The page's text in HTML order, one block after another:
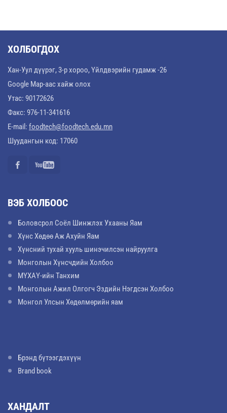
ХОЛБОГДОХ
Хан-Уул дүүрэг, 3-р хороо, Үйлдвэрийн гудамж -26
Google Map-аас хайж олох
Утас: 90172626
Факс: 976-11-341616
E-mail: foodtech@foodtech.edu.mn
Шуудангын код: 17060
ВЭБ ХОЛБООС
Боловсрол Соёл Шинжлэх Ухааны Яам
Хүнс Хөдөө Аж Ахуйн Яам
Хүнсний тухай хууль шинэчилсэн найруулга
Монголын Хүнсчдийн Холбоо
МҮХАҮ-ийн Танхим
Монголын Ажил Олгогч Эздийн Нэгдсэн Холбоо
Монгол Улсын Хөдөлмөрийн яам
Брэнд бүтээгдэхүүн
Brand book
ХАНДАЛТ